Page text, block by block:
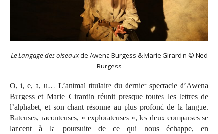
Le Langage des oiseauxde Awena Burgess & Marie Girardin © Ned
Burgess
O, i, e, a, u… L’animal titulaire du dernier spectacle d’Awena
Burgess et Marie Girardin réunit presque toutes les lettres de
l’alphabet, et son chant résonne au plus profond de la langue.
Rateuses, raconteuses, « explorateuses », les deux comparses se
lancent à la poursuite de ce qui nous échappe, en